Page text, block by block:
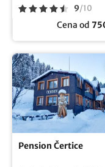
9/10
Cena od
Pension Čertice